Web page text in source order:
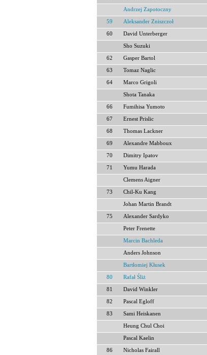
Andrzej Zapotoczny
59 Aleksander Zniszczoł
60 David Unterberger
Sho Suzuki
62 Gasper Bartol
63 Tomaz Naglic
64 Marco Grigoli
Shota Tanaka
66 Fumihisa Yumoto
67 Ernest Prislic
68 Thomas Lackner
69 Alexandre Mabboux
70 Dimitry Ipatov
71 Yumu Harada
Clemens Aigner
73 Chil-Ku Kang
Johan Martin Brandt
75 Alexander Sardyko
Peter Frenette
Marcin Bachleda
Anders Johnson
Bartłomiej Kłusek
80 Rafał Śliż
81 David Winkler
82 Pascal Egloff
83 Sami Heiskanen
Heung Chul Choi
Pascal Kaelin
86 Nicholas Fairall